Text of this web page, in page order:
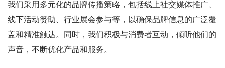
我们采用多元化的品牌传播策略，包括线上社交媒体推广、
线下活动赞助、行业展会参与等，以确保品牌信息的广泛覆
盖和精准触达。同时，我们积极与消费者互动，倾听他们的
声音，不断优化产品和服务。